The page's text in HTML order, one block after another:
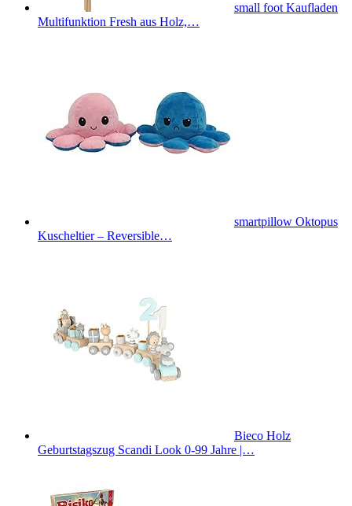
small foot Kaufladen
Multifunktion Fresh aus Holz,…
smartpillow Oktopus
Kuscheltier – Reversible…
Bieco Holz
Geburtstagszug Scandi Look 0-99 Jahre |…